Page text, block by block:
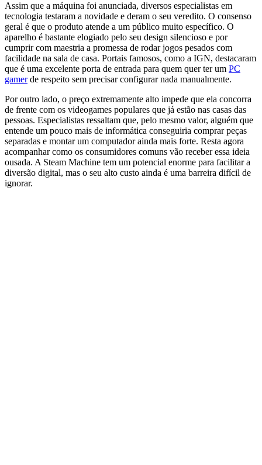
Assim que a máquina foi anunciada, diversos especialistas em
tecnologia testaram a novidade e deram o seu veredito. O consenso
geral é que o produto atende a um público muito específico. O
aparelho é bastante elogiado pelo seu design silencioso e por
cumprir com maestria a promessa de rodar jogos pesados com
facilidade na sala de casa. Portais famosos, como a IGN, destacaram
que é uma excelente porta de entrada para quem quer ter um PC
gamerde respeito sem precisar configurar nada manualmente.
Por outro lado, o preço extremamente alto impede que ela concorra
de frente com os videogames populares que já estão nas casas das
pessoas. Especialistas ressaltam que, pelo mesmo valor, alguém que
entende um pouco mais de informática conseguiria comprar peças
separadas e montar um computador ainda mais forte. Resta agora
acompanhar como os consumidores comuns vão receber essa ideia
ousada. A Steam Machine tem um potencial enorme para facilitar a
diversão digital, mas o seu alto custo ainda é uma barreira difícil de
ignorar.